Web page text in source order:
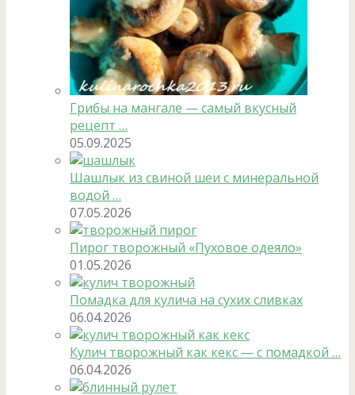
Грибы на мангале — самый вкусный
рецепт …
05.09.2025
Шашлык из свиной шеи с минеральной
водой …
07.05.2026
Пирог творожный «Пуховое одеяло»
01.05.2026
Помадка для кулича на сухих сливках
06.04.2026
Кулич творожный как кекс — с помадкой …
06.04.2026